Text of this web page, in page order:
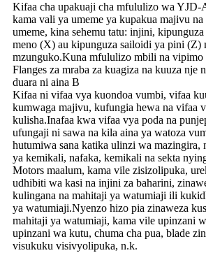
Kifaa cha upakuaji cha mfululizo wa
kama vali ya umeme ya kupakua majivu
umeme, kina sehemu tatu: injini,
meno (X) au kipunguza sailoidi ya pini (Z)
mzunguko.Kuna mfululizo mbili na vipimo
Flanges za mraba za kuagiza na kuuza nje
duara ni aina B
Kifaa ni vifaa vya kuondoa vumbi, vifaa
kumwaga majivu, kufungia hewa na vifaa
kulisha.Inafaa kwa vifaa vya poda na
ufungaji ni sawa na kila aina ya watoza
hutumiwa sana katika ulinzi wa mazingira,
ya kemikali, nafaka, kemikali na sekta
Motors maalum, kama vile zisizolipuka,
udhibiti wa kasi na injini za baharini,
kulingana na mahitaji ya watumiaji ili
ya watumiaji.Nyenzo hizo pia zinaweza
mahitaji ya watumiaji, kama vile upinzani
upinzani wa kutu, chuma cha pua, blade
visukuku visivyolipuka, n.k.